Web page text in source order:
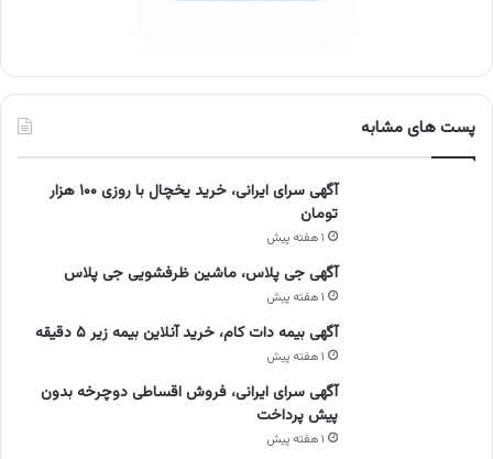
پست های مشابه
آگهی سرای ایرانی، خرید یخچال با روزی ۱۰۰ هزار
تومان
۱ هفته پیش
آگهی جی پلاس، ماشین ظرفشویی جی پلاس
۱ هفته پیش
آگهی بیمه دات کام، خرید آنلاین بیمه زیر ۵ دقیقه
۱ هفته پیش
آگهی سرای ایرانی، فروش اقساطی دوچرخه بدون
پیش پرداخت
۱ هفته پیش